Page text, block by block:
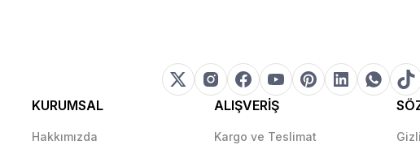
KURUMSAL
Hakkımızda
ALIŞVERİŞ
Kargo ve Teslimat